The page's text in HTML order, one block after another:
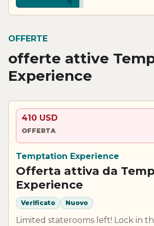
OFFERTE
offerte attive
Experience
410 USD
OFFERTA
Temptation Experience
Offerta attiva da
Experience
Verificato Nuovo
Limited staterooms left! Lock in